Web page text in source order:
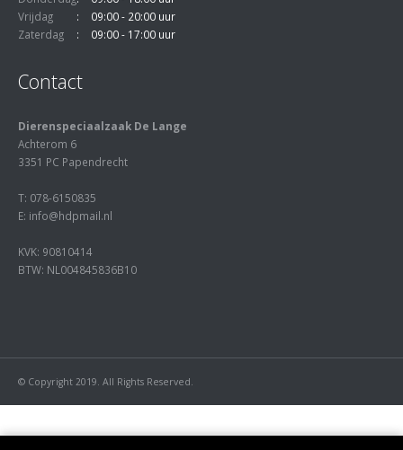
Vrijdag
09:00 - 20:00 uur
Zaterdag
09:00 - 17:00 uur
Contact
Dierenspeciaalzaak De Lange
Achterom 6
3351 PC Papendrecht
T: 078-6150835
E: info@hdpmail.nl
KVK: 90810414
BTW: NL004845836B10
© Copyright 2019. All Rights Reserved.